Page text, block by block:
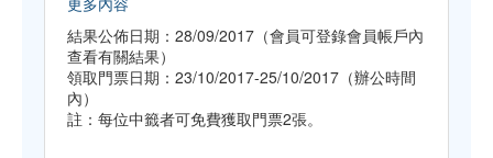
結果公佈日期：28/09/2017（會員可登錄會員帳戶內
查看有關結果）
領取門票日期：23/10/2017-25/10/2017（辦公時間
內）
註：每位中籤者可免費獲取門票2張。